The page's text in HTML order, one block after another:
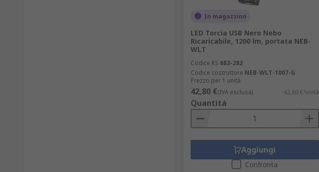
In magazzino
LED Torcia USB Nero Nebo
Ricaricabile, 1200 lm, portata NEB-
WLT
Codice RS 683-282
Codice costruttore NEB-WLT-1007-G
Prezzo per 1 unità
42,80 €(IVA esclusa) 42,80 €/unità
Quantità
Aggiungi
Confronta